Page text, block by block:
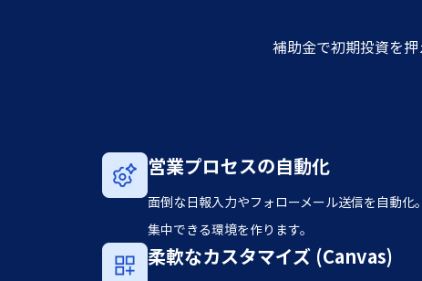
補助金で初期投資を
営業プロセスの自動化
面倒な日報入力やフォローメール送信を自動化
集中できる環境を作ります。
柔軟なカスタマイズ (Canvas)